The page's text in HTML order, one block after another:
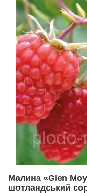
Малина «Glen
шотландський